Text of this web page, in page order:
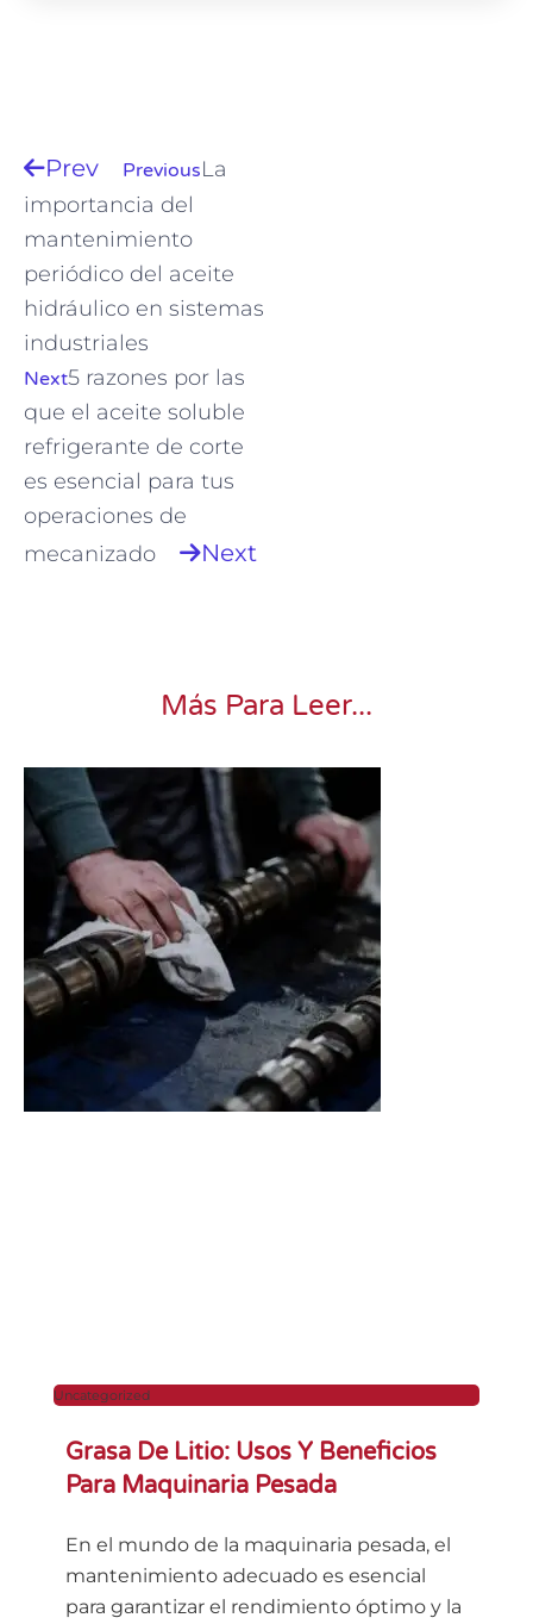
Prev PreviousLa
importancia del
mantenimiento
periódico del aceite
hidráulico en sistemas
industriales
Next5 razones por las
que el aceite soluble
refrigerante de corte
es esencial para tus
operaciones de
mecanizado
Next
Más Para Leer...
Uncategorized
Grasa De Litio: Usos Y Beneficios
Para Maquinaria Pesada
En el mundo de la maquinaria pesada, el
mantenimiento adecuado es esencial
para garantizar el rendimiento óptimo y la